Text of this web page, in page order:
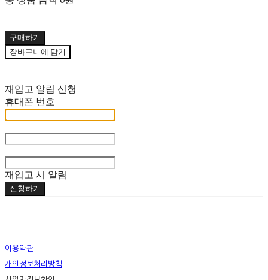
구매하기
장바구니에 담기
재입고 알림 신청
휴대폰 번호
-
-
재입고 시 알림
신청하기
이용약관
개인정보처리방침